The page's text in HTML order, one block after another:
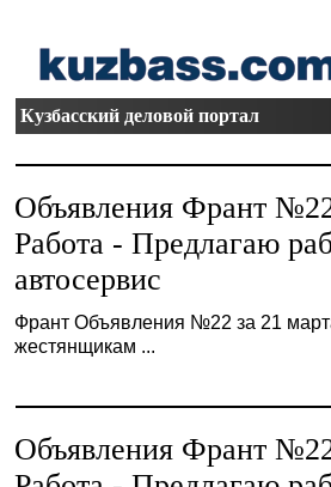
Кузбасский деловой портал
Объявления Франт
Работа - Предлагаю
автосервис
Франт Объявления №22 за 21
жестянщикам ...
Объявления Франт